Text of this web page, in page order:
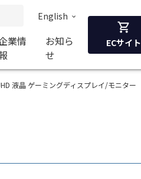
English
業情
お知ら
せ
ECサイト
液晶 ゲーミングディスプレイ/モニター